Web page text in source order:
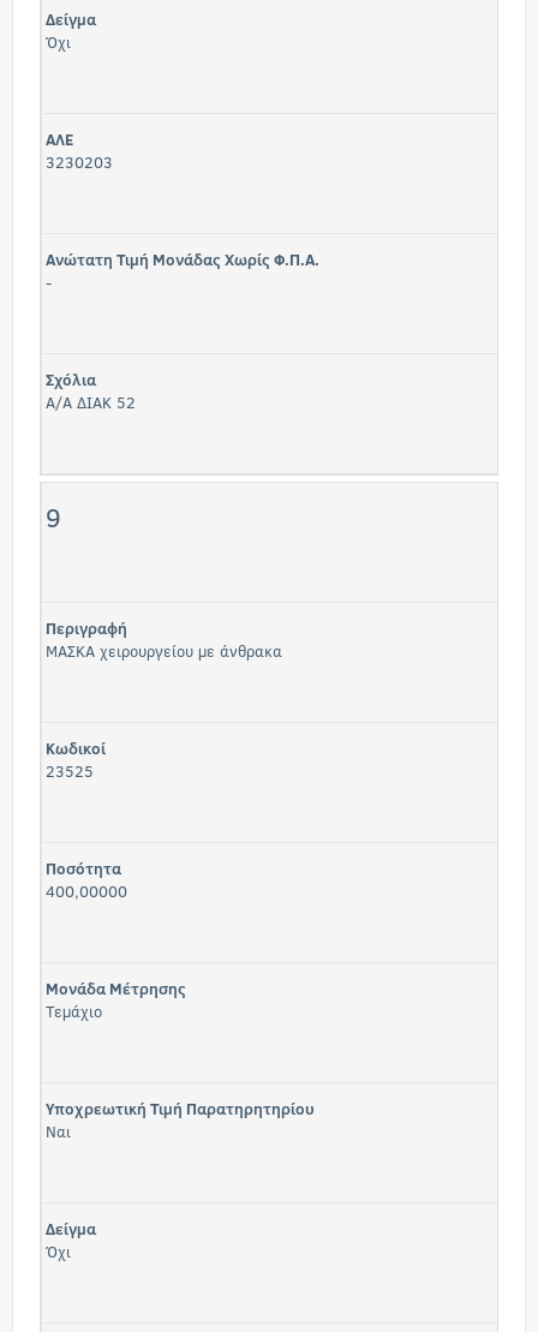
Δείγμα
Όχι
ΑΛΕ
3230203
Ανώτατη Τιμή Μονάδας Χωρίς Φ.Π.Α.
-
Σχόλια
Α/Α ΔΙΑΚ 52
9
Περιγραφή
ΜΑΣΚΑ χειρουργείου με άνθρακα
Κωδικοί
23525
Ποσότητα
400,00000
Μονάδα Μέτρησης
Τεμάχιο
Υποχρεωτική Τιμή Παρατηρητηρίου
Ναι
Δείγμα
Όχι